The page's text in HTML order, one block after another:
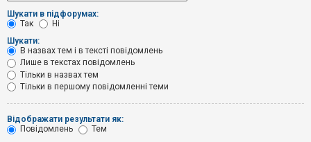
в
н
т
е
м
и
о
ш
Шукати в підфорумах:
Так
Ні
Шукати:
В назвах тем і в тексті повідомлень
Лише в текстах повідомлень
Тільки в назвах тем
Тільки в першому повідомленні теми
Відображати результати як:
Повідомлень
Тем